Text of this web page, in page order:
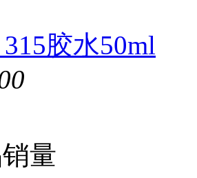
胶水50ml
量